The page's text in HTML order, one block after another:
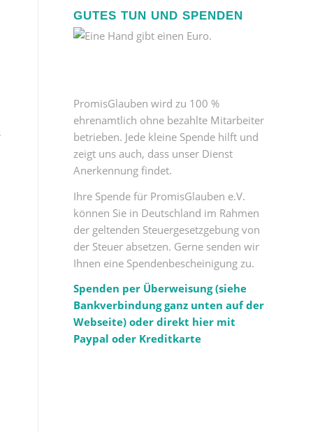
GUTES TUN UND SPENDEN
PromisGlauben wird zu 100 %
ehrenamtlich ohne bezahlte Mitarbeiter
betrieben. Jede kleine Spende hilft und
zeigt uns auch, dass unser Dienst
Anerkennung findet.
Ihre Spende für PromisGlauben e.V.
können Sie in Deutschland im Rahmen
der geltenden Steuergesetzgebung von
der Steuer absetzen. Gerne senden wir
Ihnen eine Spendenbescheinigung zu.
Spenden per Überweisung (siehe
Bankverbindung ganz unten auf der
Webseite) oder direkt hier mit
Paypal oder Kreditkarte